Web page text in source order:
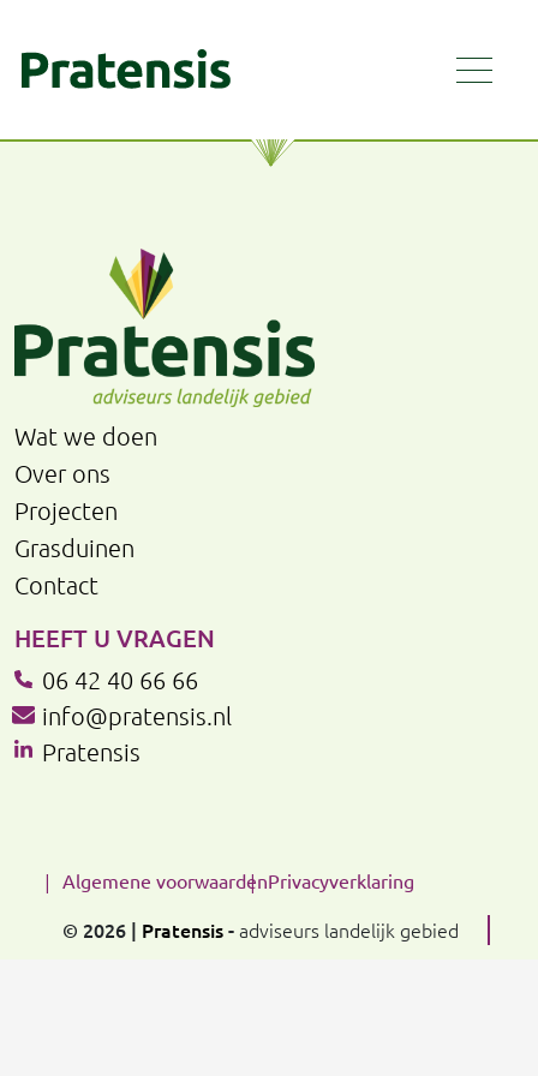
Wat we doen
Over ons
Projecten
Grasduinen
Contact
HEEFT U VRAGEN
06 42 40 66 66
info@pratensis.nl
Pratensis
© 2026 | Pratensis-adviseurs landelijk gebied
Algemene voorwaardenPrivacyverklaring